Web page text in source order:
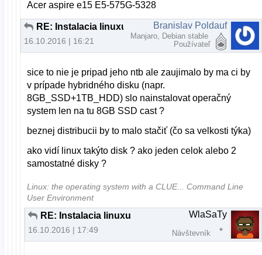
Acer aspire e15 E5-575G-5328
RE: Instalacia linuxu
16.10.2016 | 16:21
Branislav Poldauf
Manjaro, Debian stable
Používateľ
sice to nie je pripad jeho ntb ale zaujimalo by ma ci by
v prípade hybridného disku (napr.
8GB_SSD+1TB_HDD) slo nainstalovat operačný
system len na tu 8GB SSD cast ?
beznej distribucii by to malo stačiť (čo sa velkosti týka)
ako vidí linux takýto disk ? ako jeden celok alebo 2
samostatné disky ?
Linux: the operating system with a CLUE... Command Line
User Environment
RE: Instalacia linuxu
16.10.2016 | 17:49
WlaSaTy
Návštevník